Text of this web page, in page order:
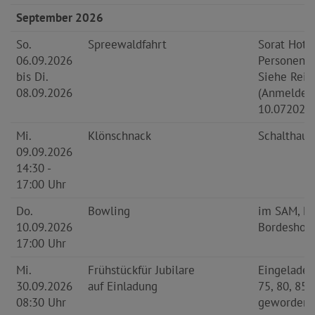
September 2026
So.
06.09.2026
bis Di.
08.09.2026
Spreewaldfahrt
Sorat
Personen.
Siehe
Mi.
09.09.2026
14:30 -
17:00 Uhr
Klönschnack
Do.
10.09.2026
17:00 Uhr
Bowling
im SAM,
Mi.
30.09.2026
08:30 Uhr
Frühstückfür Jubilare
auf Einladung
75, 80, 85,
geworden